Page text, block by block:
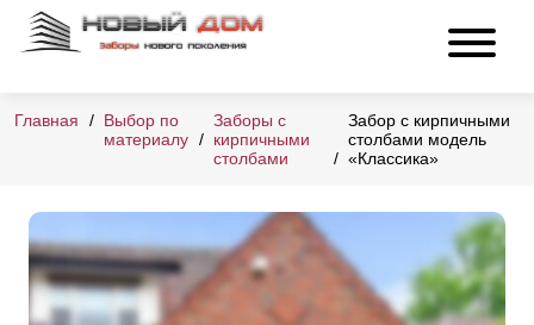
Главная
Выбор по
материалу
Заборы с
кирпичными
столбами
Забор с кирпичными
столбами модель
«Классика»